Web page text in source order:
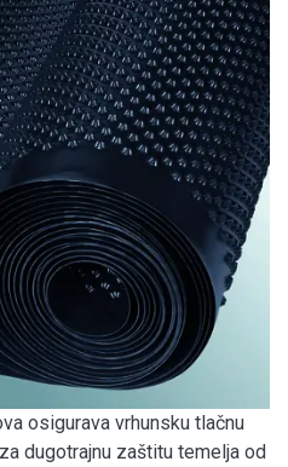
osigurava vrhunsku tlačnu
dugotrajnu zaštitu temelja od